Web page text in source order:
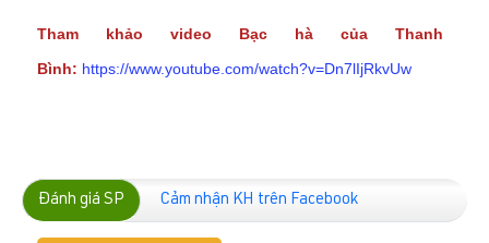
Tham khảo video Bạc hà của Thanh
Bình: https://www.youtube.com/watch?v=Dn7lIjRkvUw
Đánh giá SP Cảm nhận KH trên Facebook